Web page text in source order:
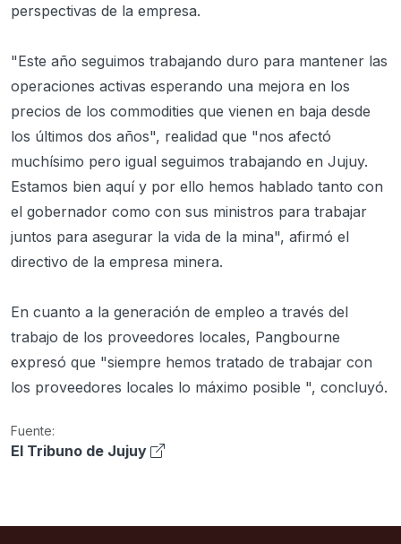
perspectivas de la empresa.
"Este año seguimos trabajando duro para mantener las
operaciones activas esperando una mejora en los
precios de los commodities que vienen en baja desde
los últimos dos años", realidad que "nos afectó
muchísimo pero igual seguimos trabajando en Jujuy.
Estamos bien aquí y por ello hemos hablado tanto con
el gobernador como con sus ministros para trabajar
juntos para asegurar la vida de la mina", afirmó el
directivo de la empresa minera.
En cuanto a la generación de empleo a través del
trabajo de los proveedores locales, Pangbourne
expresó que "siempre hemos tratado de trabajar con
los proveedores locales lo máximo posible ", concluyó.
Fuente:
El Tribuno de Jujuy